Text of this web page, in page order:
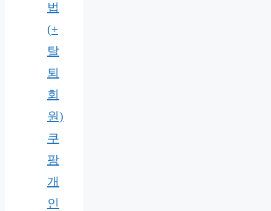
법
(+
탈
퇴
회
원)
쿠
팡
개
인